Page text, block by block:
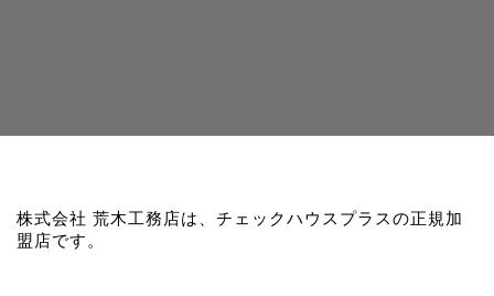
株式会社 荒木工務店は、チェックハウスプラスの正規加
盟店です。